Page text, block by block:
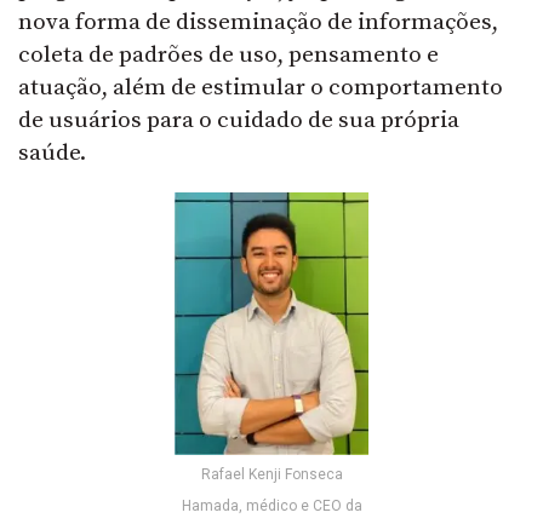
nova forma de disseminação de informações,
coleta de padrões de uso, pensamento e
atuação, além de estimular o comportamento
de usuários para o cuidado de sua própria
saúde.
Rafael Kenji Fonseca
Hamada, médico e CEO da